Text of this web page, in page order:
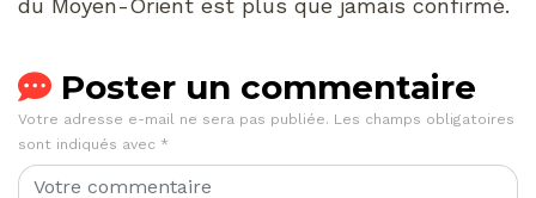
du Moyen-Orient est plus que jamais confirmé.
Poster un commentaire
Votre adresse e-mail ne sera pas publiée. Les champs obligatoires
sont indiqués avec *